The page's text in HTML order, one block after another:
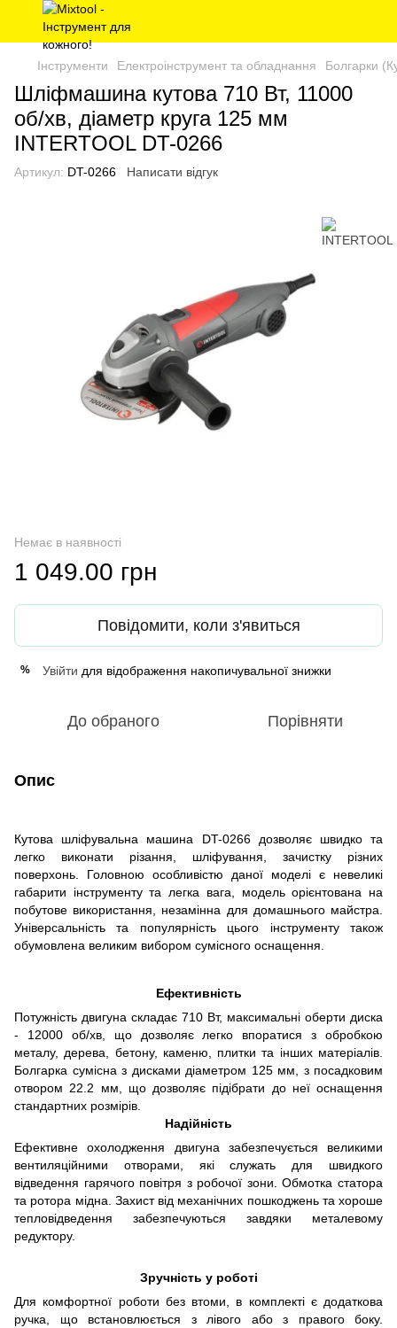
Інструменти Електроінструмент та обладнання Болгарки
Шліфмашина кутова 710 Вт, 11000
об/хв, діаметр круга 125 мм
INTERTOOL DT-0266
Артикул: DT-0266 Написати відгук
Немає в наявності
1 049.00 грн
Повідомити, коли з'явиться
% Увійти для відображення накопичувальної знижки
До обраного Порівняти
Опис
Кутова шліфувальна машина DT-0266 дозволяє швидко та
легко виконати різання, шліфування, зачистку різних
поверхонь. Головною особливістю даної моделі є невеликі
габарити інструменту та легка вага, модель орієнтована на
побутове використання, незамінна для домашнього майстра.
Універсальність та популярність цього інструменту також
обумовлена великим вибором сумісного оснащення.
Ефективність
Потужність двигуна складає 710 Вт, максимальні оберти диска
- 12000 об/хв, що дозволяє легко впоратися з обробкою
металу, дерева, бетону, каменю, плитки та інших матеріалів.
Болгарка сумісна з дисками діаметром 125 мм, з посадковим
отвором 22.2 мм, що дозволяє підібрати до неї оснащення
стандартних розмірів.
Надійність
Ефективне охолодження двигуна забезпечується великими
вентиляційними отворами, які служать для швидкого
відведення гарячого повітря з робочої зони. Обмотка статора
та ротора мідна. Захист від механічних пошкоджень та хороше
тепловідведення забезпечуються завдяки металевому
редуктору.
Зручність у роботі
Для комфортної роботи без втоми, в комплекті є додаткова
ручка, що встановлюється з лівого або з правого боку.